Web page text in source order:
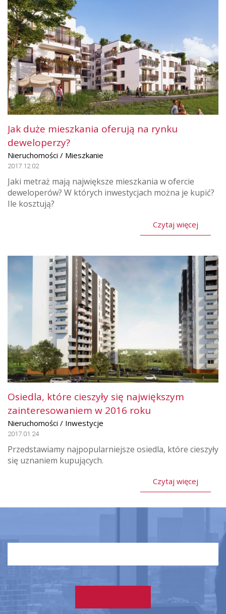
Jak duże mieszkania oferują na rynku
deweloperzy?
Nieruchomości / Mieszkanie
2017.12.02
Jaki metraż mają największe mieszkania w ofercie
deweloperów? W których inwestycjach można je kupić?
Ile kosztują?
Czytaj więcej
Osiedla, które cieszyły się największym
zainteresowaniem w 2016 roku
Nieruchomości / Inwestycje
2017.01.24
Przedstawiamy najpopularniejsze osiedla, które cieszyły
się uznaniem kupujących.
Czytaj więcej